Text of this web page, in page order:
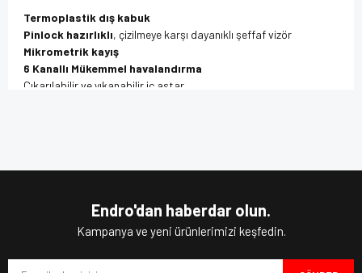
Termoplastik dış kabuk
Pinlock hazırlıklı, çizilmeye karşı dayanıklı şeffaf vizör
Mikrometrik kayış
6 Kanallı Mükemmel havalandırma
Çıkarılabilir ve yıkanabilir iç astar
Çene açılır motosiklet kaskıolarak, size hem rahatlık hem de
çene açılır kask modelleri
arasında hızlı geçiş yapabilirsiniz.
Çenesi açılan kask tasarımı, pratik kullanım kolaylığı sağlar ve
yarım açılır kaskgibi yenilikçi özelliklerle kullanıcı dostudur.
Termoplastik dış kabuksayesinde yüksek darbe emici özellik
Ürün resmi kalitesiz, bozuk veya görüntülenemiyor.
Ürün açıklamasında eksik bilgiler bulunuyor.
Endro'dan haberdar olun.
Kampanya ve yeni ürünlerimizi keşfedin.